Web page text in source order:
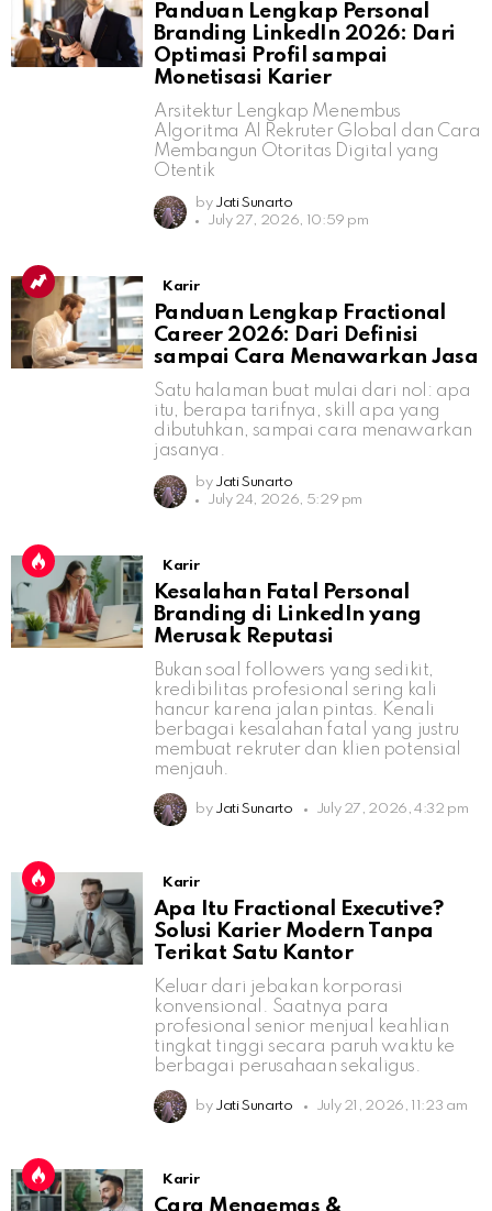
Panduan Lengkap Personal
Branding LinkedIn 2026: Dari
Optimasi Profil sampai
Monetisasi Karier
Arsitektur Lengkap Menembus
Algoritma AI Rekruter Global dan Cara
Membangun Otoritas Digital yang
Otentik
by Jati Sunarto
July 27, 2026, 10:59 pm
Karir
Panduan Lengkap Fractional
Career 2026: Dari Definisi
sampai Cara Menawarkan Jasa
Satu halaman buat mulai dari nol: apa
itu, berapa tarifnya, skill apa yang
dibutuhkan, sampai cara menawarkan
jasanya.
by Jati Sunarto
July 24, 2026, 5:29 pm
Karir
Kesalahan Fatal Personal
Branding di LinkedIn yang
Merusak Reputasi
Bukan soal followers yang sedikit,
kredibilitas profesional sering kali
hancur karena jalan pintas. Kenali
berbagai kesalahan fatal yang justru
membuat rekruter dan klien potensial
menjauh.
by Jati Sunarto July 27, 2026, 4:32 pm
Karir
Apa Itu Fractional Executive?
Solusi Karier Modern Tanpa
Terikat Satu Kantor
Keluar dari jebakan korporasi
konvensional. Saatnya para
profesional senior menjual keahlian
tingkat tinggi secara paruh waktu ke
berbagai perusahaan sekaligus.
by Jati Sunarto July 21, 2026, 11:23 am
Karir
Cara Mengemas &